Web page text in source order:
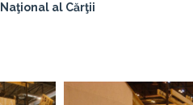
al Cărţii